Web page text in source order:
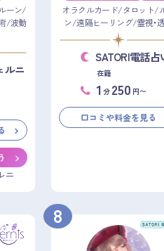
ーン/
/波動
ルニ
ニ
オラクルカード/タロット/
ン/遠隔ヒーリング/霊視・
SATORI電話占
在籍
1 分 250 円〜
口コミや料金を見る
8